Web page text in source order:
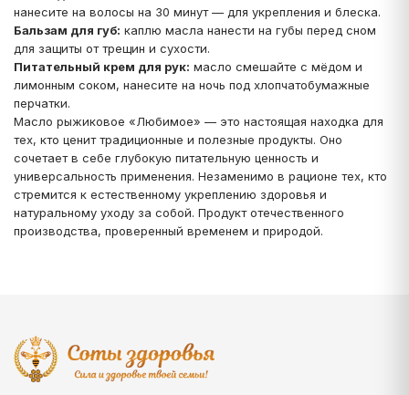
нанесите на волосы на 30 минут — для укрепления и блеска.
Бальзам для губ: каплю масла нанести на губы перед сном
для защиты от трещин и сухости.
Питательный крем для рук: масло смешайте с мёдом и
лимонным соком, нанесите на ночь под хлопчатобумажные
перчатки.
Масло рыжиковое «Любимое» — это настоящая находка для
тех, кто ценит традиционные и полезные продукты. Оно
сочетает в себе глубокую питательную ценность и
универсальность применения. Незаменимо в рационе тех, кто
стремится к естественному укреплению здоровья и
натуральному уходу за собой. Продукт отечественного
производства, проверенный временем и природой.